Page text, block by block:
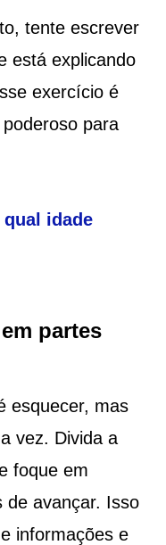
tente escrever
está explicando
exercício é
para
idade
partes
esquecer, mas
vez. Divida a
foque em
de avançar. Isso
informações e